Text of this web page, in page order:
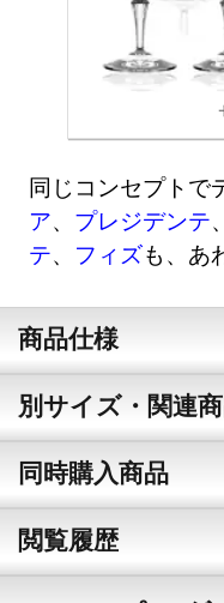
同じコンセプトで
ア、 プレジデンテ、
テ、 フィズも、あ
商品仕様
別サイズ・関連
同時購入商品
閲覧履歴